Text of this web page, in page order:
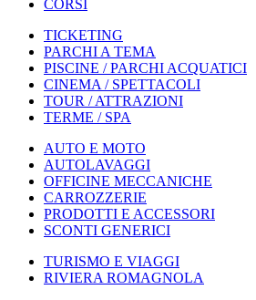
CORSI
TICKETING
PARCHI A TEMA
PISCINE / PARCHI ACQUATICI
CINEMA / SPETTACOLI
TOUR / ATTRAZIONI
TERME / SPA
AUTO E MOTO
AUTOLAVAGGI
OFFICINE MECCANICHE
CARROZZERIE
PRODOTTI E ACCESSORI
SCONTI GENERICI
TURISMO E VIAGGI
RIVIERA ROMAGNOLA